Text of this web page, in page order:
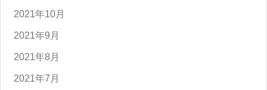
2021年10月
2021年9月
2021年8月
2021年7月